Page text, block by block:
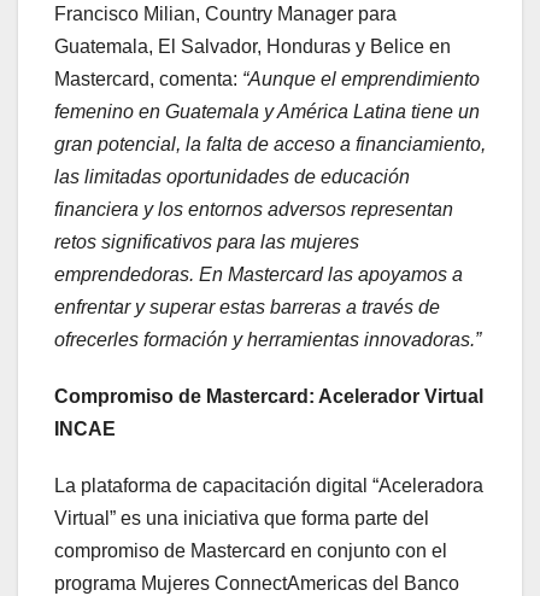
Francisco Milian, Country Manager para
Guatemala, El Salvador, Honduras y Belice en
Mastercard, comenta: “Aunque el emprendimiento
femenino en Guatemala y América Latina tiene un
gran potencial, la falta de acceso a financiamiento,
las limitadas oportunidades de educación
financiera y los entornos adversos representan
retos significativos para las mujeres
emprendedoras. En Mastercard las apoyamos a
enfrentar y superar estas barreras a través de
ofrecerles formación y herramientas innovadoras.”
Compromiso de Mastercard: Acelerador Virtual
INCAE
La plataforma de capacitación digital “Aceleradora
Virtual” es una iniciativa que forma parte del
compromiso de Mastercard en conjunto con el
programa Mujeres ConnectAmericas del Banco